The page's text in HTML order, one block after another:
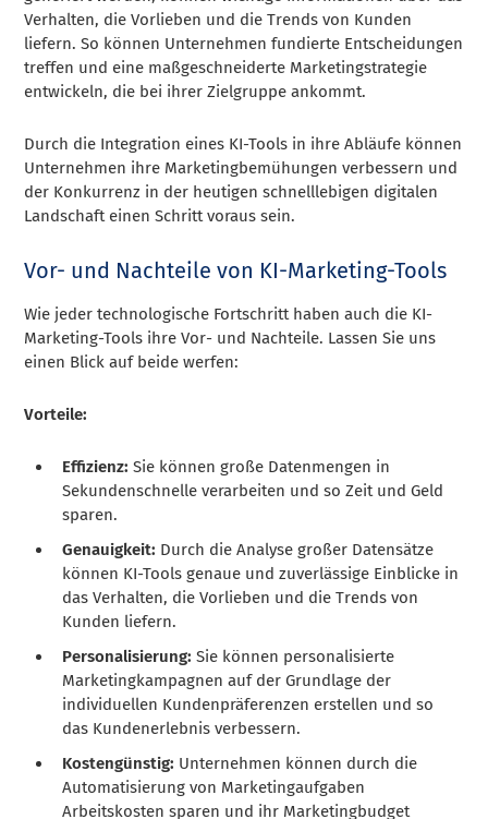
Verhalten, die Vorlieben und die Trends von Kunden
liefern. So können Unternehmen fundierte Entscheidungen
treffen und eine maßgeschneiderte Marketingstrategie
entwickeln, die bei ihrer Zielgruppe ankommt.
Durch die Integration eines KI-Tools in ihre Abläufe können
Unternehmen ihre Marketingbemühungen verbessern und
der Konkurrenz in der heutigen schnelllebigen digitalen
Landschaft einen Schritt voraus sein.
Vor- und Nachteile von KI-Marketing-Tools
Wie jeder technologische Fortschritt haben auch die KI-
Marketing-Tools ihre Vor- und Nachteile. Lassen Sie uns
einen Blick auf beide werfen:
Vorteile:
Effizienz:Sie können große Datenmengen in
Sekundenschnelle verarbeiten und so Zeit und Geld
sparen.
Genauigkeit: Durch die Analyse großer Datensätze
können KI-Tools genaue und zuverlässige Einblicke in
das Verhalten, die Vorlieben und die Trends von
Kunden liefern.
Personalisierung:Sie können personalisierte
Marketingkampagnen auf der Grundlage der
individuellen Kundenpräferenzen erstellen und so
das Kundenerlebnis verbessern.
Kostengünstig: Unternehmen können durch die
Automatisierung von Marketingaufgaben
Arbeitskosten sparen und ihr Marketingbudget